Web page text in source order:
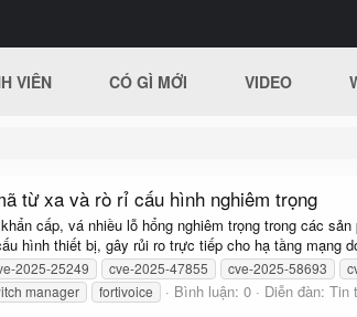
VIÊN CÓ GÌ MỚI VIDEO
từ xa và rò rỉ cấu hình nghiêm trọng
cấp, vá nhiều lỗ hổng nghiêm trọng trong các
hình thiết bị, gây rủi ro trực tiếp cho hạ tầng mạng
2025-25249 cve-2025-47855 cve-2025-58693
manager fortivoice Bình luận: 0 Diễn đàn: Tin